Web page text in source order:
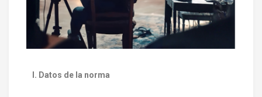
I. Datos de la norma